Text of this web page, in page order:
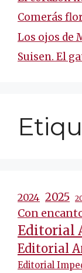
Comerás
Los ojos de
Suisen. El
2024 2025
Con
Editorial
Editorial
Editorial